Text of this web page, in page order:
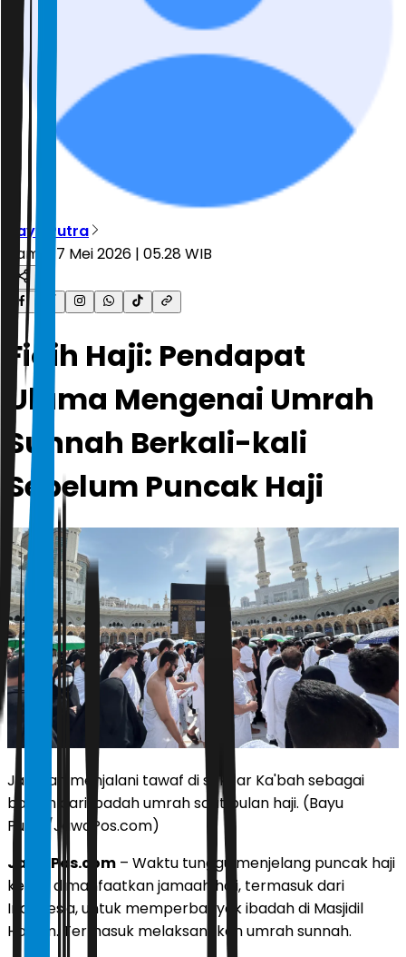
Bayu Putra
Kamis, 7 Mei 2026 | 05.28 WIB
Fiqih Haji: Pendapat
Ulama Mengenai Umrah
Sunnah Berkali-kali
Sebelum Puncak Haji
Jamaah menjalani tawaf di sekitar Ka'bah sebagai
bagian dari ibadah umrah saat bulan haji. (Bayu
Putra/JawaPos.com)
JawaPos.com – Waktu tunggu menjelang puncak haji
kerap dimanfaatkan jamaah haji, termasuk dari
Indonesia, untuk memperbanyak ibadah di Masjidil
Haram. Termasuk melaksanakan umrah sunnah.